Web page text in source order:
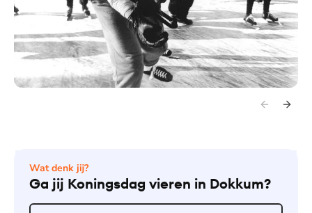
Wat denk jij?
Ga jij Koningsdag vieren in Dokkum?